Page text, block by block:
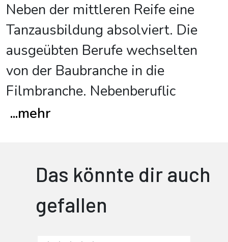
Neben der mittleren Reife eine
Tanzausbildung absolviert. Die
ausgeübten Berufe wechselten
von der Baubranche in die
Filmbranche. Nebenberuflic
...mehr
Das könnte dir auch
gefallen